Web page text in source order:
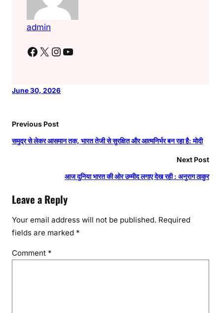
admin
Facebook X Instagram YouTube
June 30, 2026
Previous Post
समुद्र से लेकर आसमान तक, भारत तेजी से सुरक्षित और आत्मनिर्भर बन रहा है: मोदी
Next Post
आज दुनिया भारत की ओर उम्मीद लगाए देख रही : अनुराग ठाकुर
Leave a Reply
Your email address will not be published. Required
fields are marked *
Comment *